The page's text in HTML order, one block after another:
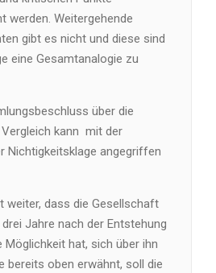
werden. Weitergehende
gibt es nicht und diese sind
eine Gesamtanalogie zu
über die
kann mit der
Nichtigkeitsklage angegriffen
weiter, dass die Gesellschaft
Jahre nach der Entstehung
Möglichkeit hat, sich über ihn
bereits oben erwähnt, soll die